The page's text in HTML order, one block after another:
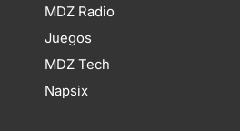
MDZ Radio
Juegos
MDZ Tech
Napsix